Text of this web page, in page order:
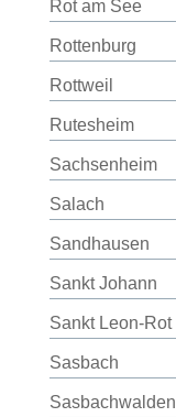
Rot am See
Rottenburg
Rottweil
Rutesheim
Sachsenheim
Salach
Sandhausen
Sankt Johann
Sankt Leon-Rot
Sasbach
Sasbachwalden